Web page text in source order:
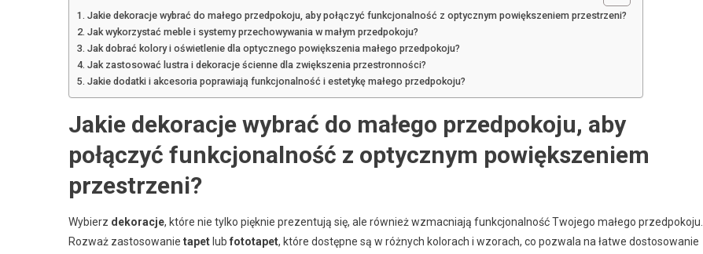
Jakie dekoracje wybrać do małego przedpokoju, aby połączyć funkcjonalność z optycznym powiększeniem przestrzeni?
Jak wykorzystać meble i systemy przechowywania w małym przedpokoju?
Jak dobrać kolory i oświetlenie dla optycznego powiększenia małego przedpokoju?
Jak zastosować lustra i dekoracje ścienne dla zwiększenia przestronności?
Jakie dodatki i akcesoria poprawiają funkcjonalność i estetykę małego przedpokoju?
Jakie dekoracje wybrać do małego przedpokoju, aby
połączyć funkcjonalność z optycznym powiększeniem
przestrzeni?
Wybierz dekoracje, które nie tylko pięknie prezentują się, ale również wzmacniają funkcjonalność Twojego małego przedpokoju.
Rozważ zastosowanie tapet lub fototapet, które dostępne są w różnych kolorach i wzorach, co pozwala na łatwe dostosowanie